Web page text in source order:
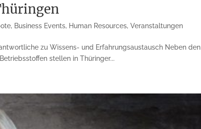
, Business Events, Human Resources,Veranstaltungen
zu Wissens- und Erfahrungsaustausch Neben den
stellen in Thüringer...